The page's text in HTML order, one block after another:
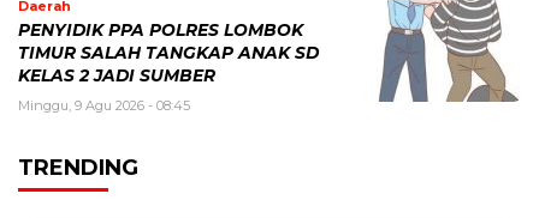
Daerah
PENYIDIK PPA POLRES LOMBOK
TIMUR SALAH TANGKAP ANAK SD
KELAS 2 JADI SUMBER
Minggu, 9 Agu 2026 - 08:45
TRENDING